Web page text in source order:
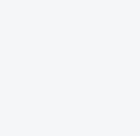
Jährigen sowieso, der eben
wund wird, wenn die Windel
Deshalb bringt die populäre
nämlich: dem Kind erklären
was du deinem Kind dann
Unterhaltung, aber dein Kind
jetzt noch keinen Blick auf
Handlungen (“warum braucht
Jetzt versteht dein Kind